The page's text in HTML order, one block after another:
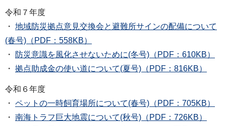
令和７年度
・ 地域防災拠点意見交換会と避難所サインの配備について
(春号)（PDF：558KB）
・
防災意識を風化させないために(冬号)（PDF：610KB）
・ 拠点助成金の使い道について(夏号)（PDF：816KB）
令和６年度
・ ペットの一時飼育場所について(春号)（PDF：705KB）
・ 南海トラフ巨大地震について(秋号)（PDF：726KB）